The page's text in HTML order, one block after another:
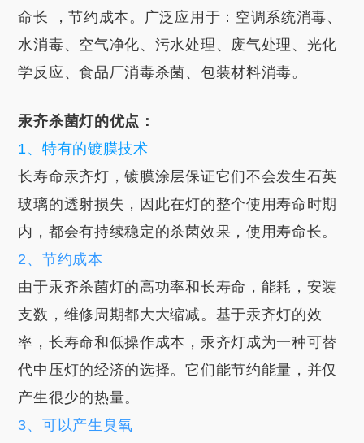
命长 ，节约成本。广泛应用于：空调系统消毒、
水消毒、空气净化、污水处理、废气处理、光化
学反应、食品厂消毒杀菌、包装材料消毒。
汞齐杀菌灯的优点：
1、特有的镀膜技术
长寿命汞齐灯，镀膜涂层保证它们不会发生石英
玻璃的透射损失，因此在灯的整个使用寿命时期
内，都会有持续稳定的杀菌效果，使用寿命长。
2、节约成本
由于汞齐杀菌灯的高功率和长寿命，能耗，安装
支数，维修周期都大大缩减。基于汞齐灯的效
率，长寿命和低操作成本，汞齐灯成为一种可替
代中压灯的经济的选择。它们能节约能量，并仅
产生很少的热量。
3、可以产生臭氧